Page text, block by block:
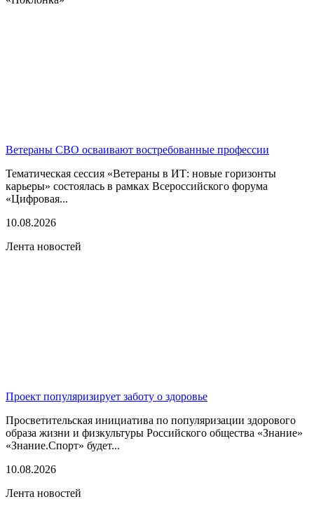
Ветераны СВО осваивают востребованные профессии
Тематическая сессия «Ветераны в ИТ: новые горизонты
карьеры» состоялась в рамках Всероссийского форума
«Цифровая...
10.08.2026
Лента новостей
Проект популяризирует заботу о здоровье
Просветительская инициатива по популяризации здорового
образа жизни и физкультуры Российского общества «Знание»
«Знание.Спорт» будет...
10.08.2026
Лента новостей